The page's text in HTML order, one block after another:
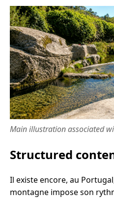
Main illustration associated
Structured
Il existe encore, au
montagne impose son